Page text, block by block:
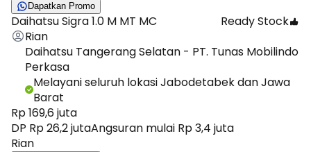
Dapatkan Promo
Daihatsu Sigra 1.0 M MT MC
Ready Stock
Rian
Daihatsu Tangerang Selatan - PT. Tunas Mobilindo
Perkasa
Melayani seluruh lokasi Jabodetabek dan Jawa
Barat
Rp 169,6 juta
DP Rp 26,2 jutaAngsuran mulai Rp 3,4 juta
Rian